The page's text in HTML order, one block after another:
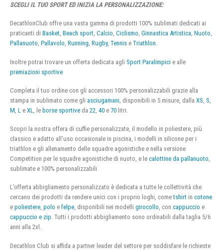
SCEGLI IL TUO SPORT ED INIZIA LA PERSONALIZZAZIONE:
DecathlonClub offre una vasta gamma di prodotti 100% sublimati dedicati ai
praticanti di Basket, Beach sport, Calcio, Ciclismo, Ginnastica Artistica, Nuoto,
Pallanuoto, Pallavolo, Running, Rugby, Tennis e Triathlon.
Inoltre potrai trovare un offerta dedicata agli Sport Paralimpici e alle
premiazioni sportive
Completa il tuo ordine con gli accessori 100% personalizzabili grazie alla
stampa in sublimato come gli asciugamani , disponibili in 5 misure, dalla XS S
M L e XL , le borse sportive da 22 40 e 70 litri.
Scopri la nostra offera di cuffie personalizzate, il modello in poliestere, più
classico e adatto all’uso occasionale in piscina, i modelli in silicone per i
triathlon e gli allenamento delle squadre agonistiche e nella versione
Competition per le squadre agonistiche di nuoto, e le calottine da pallanuoto,
sublimate e 100% personalizzabili
L’offerta abbigliamento personalizzato è dedicata a tutte le collettività che
cercano dei prodotti da rendere unici con i proprio loghi, cometshirt in cotone
e poliestere, polo e felpe, disponibili nei modelli girocollo, con cappuccio e
cappuccio e zip. Tutti i prodotti abbigliamento sono ordinabili dalla taglia 5/6
anni alla 2xl.
Decathlon Club si affida a partner leader del settore per soddisfare le richieste